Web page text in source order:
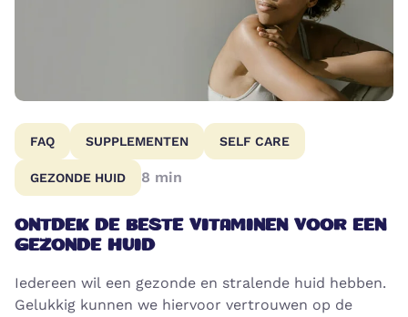
FAQ SUPPLEMENTEN SELF CARE
GEZONDE HUID 8 min
ONTDEK DE BESTE VITAMINEN VOOR EEN
GEZONDE HUID
Iedereen wil een gezonde en stralende huid hebben.
Gelukkig kunnen we hiervoor vertrouwen op de